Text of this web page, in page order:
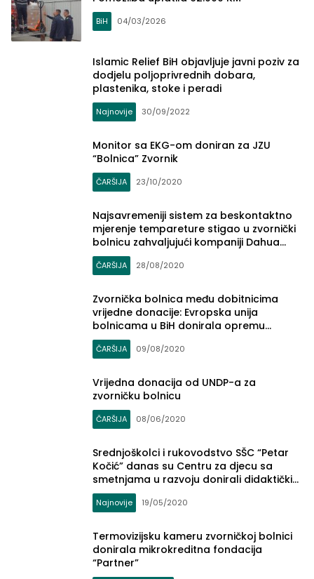
BiH 04/03/2026
Islamic Relief BiH objavljuje javni poziv za
dodjelu poljoprivrednih dobara,
plastenika, stoke i peradi
Najnovije 30/09/2022
Monitor sa EKG-om doniran za JZU
“Bolnica” Zvornik
ČARŠIJA 23/10/2020
Najsavremeniji sistem za beskontaktno
mjerenje tempareture stigao u zvornički
bolnicu zahvaljujući kompaniji Dahua
Technology i Master BC (FOTO)
ČARŠIJA 28/08/2020
Zvornička bolnica među dobitnicima
vrijedne donacije: Evropska unija
bolnicama u BiH donirala opremu
vrijednu sedam miliona eura
ČARŠIJA 09/08/2020
Vrijedna donacija od UNDP-a za
zvorničku bolnicu
ČARŠIJA 08/06/2020
Srednjoškolci i rukovodstvo SŠC “Petar
Kočić” danas su Centru za djecu sa
smetnjama u razvoju donirali didaktički
materijal i sredstva za dezinfekciju
(FOTO)
Najnovije 19/05/2020
Termovizijsku kameru zvorničkoj bolnici
donirala mikrokreditna fondacija
“Partner”